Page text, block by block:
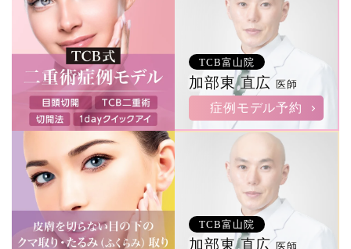
TCB富山院
加部東 直広医師
症例モデル予約
TCB富山院
加部東 直広医師